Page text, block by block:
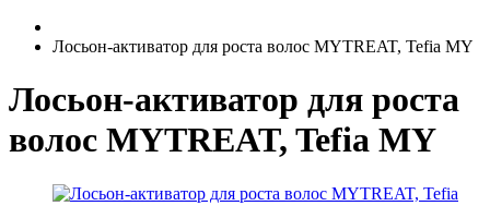
Лосьон-активатор для роста волос MYTREAT, Tefia MY
Лосьон-активатор для роста
волос MYTREAT, Tefia MY